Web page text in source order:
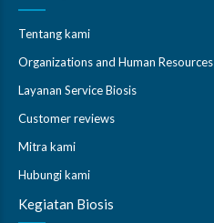
Tentang kami
Organizations and Human Resources
Layanan Service Biosis
Customer reviews
Mitra kami
Hubungi kami
Kegiatan Biosis